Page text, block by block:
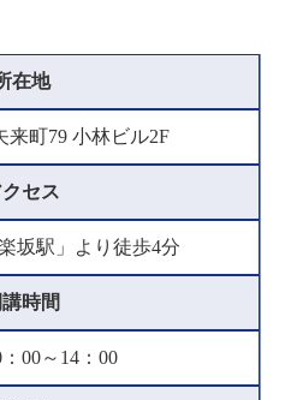
在地
来町79 小林ビル2F
セス
坂駅」より徒歩4分
講時間
00～14：00